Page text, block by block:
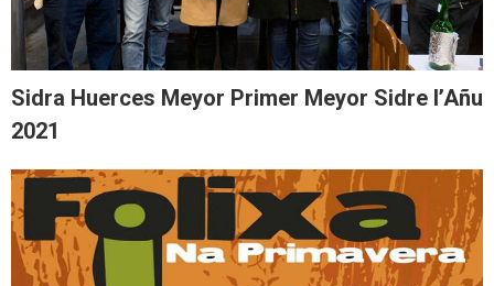
Sidra Huerces Meyor Primer Meyor Sidre l’Añu
2021